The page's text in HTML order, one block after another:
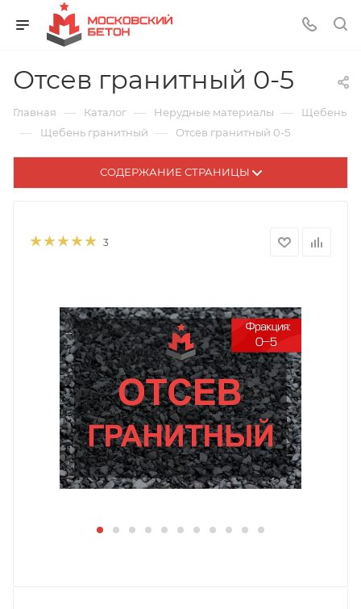
Отсев гранитный 0-5
Главная — Каталог — Нерудные материалы — Щебень
— Щебень гранитный — Отсев гранитный 0-5
СОДЕРЖАНИЕ СТРАНИЦЫ
3